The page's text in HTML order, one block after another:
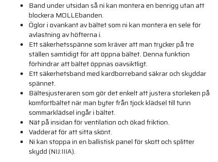
Band under utsidan så ni kan montera en benrigg utan att
blockera MOLLEbanden.
Öglor i ovankant av bältet som ni kan montera en sele för
avlastning av höfterna i.
Ett säkerhetsspänne som kräver att man trycker på tre
ställen samtidigt för att öppna bältet. Denna funktion
förhindrar att bältet öppnas oavsiktligt.
Ett säkerhetsband med kardborreband säkrar och skyddar
spännet.
Bältesjusteraren som gör det enkelt att justera storleken på
komfortbältet när man byter från tjock klädsel till tunn
sommarklädsel ingår i bältet.
Nät på insidan för ventilation och ökad friktion.
Vadderat för att sitta skönt.
Ni kan stoppa in en ballistisk panel för skott och splitter
skydd (NIJ:IIIA).